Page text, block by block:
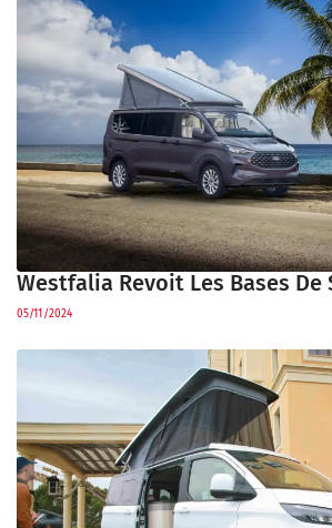
Westfalia Revoit Les Bases De
05/11/2024